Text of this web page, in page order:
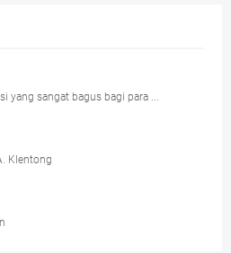
yang sangat bagus bagi para ...
Klentong